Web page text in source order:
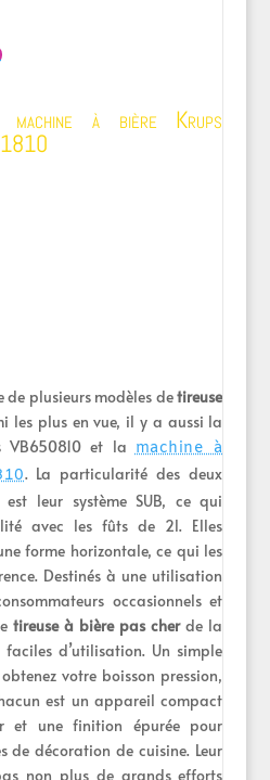
à bière Krups
de plusieurs modèles detireuse
les plus en vue, il y a aussi la
VB650810 et la machine à
. La particularité des deux
leur système SUB, ce qui
avec les fûts de 2l. Elles
forme horizontale, ce qui les
Destinés à une utilisation
occasionnels et
tireuse à bière pas cherde la
d’utilisation. Un simple
votre boisson pression,
est un appareil compact
et une finition épurée pour
de décoration de cuisine. Leur
non plus de grands efforts